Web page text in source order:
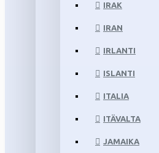
IRAK
IRAN
IRLANTI
ISLANTI
ITALIA
ITÄVALTA
JAMAIKA